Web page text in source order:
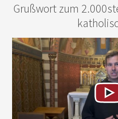
Grußwort zum